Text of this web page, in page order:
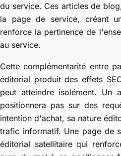
du service. Ces articles de
la page de service, créant
renforce la pertinence de
au service.
Cette complémentarité entre
éditorial produit des effets
peut atteindre isolément. Un
positionnera pas sur des
intention d'achat, sa nature
trafic informatif. Une page de
éditorial satellitaire qui